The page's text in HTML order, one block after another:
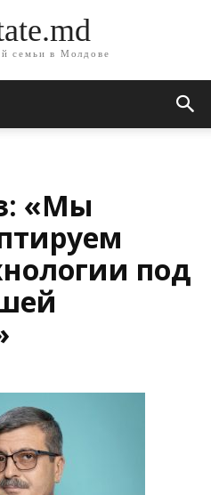
семьи в Молдове
«Мы
под